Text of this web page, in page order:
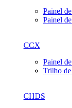
Painel
Painel
CCX
Painel
Trilho
CHDS